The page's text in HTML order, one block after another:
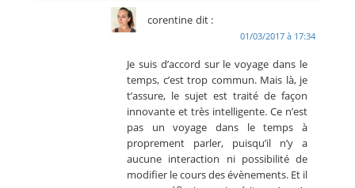
corentine dit :
01/03/2017 à 17:34
Je suis d’accord sur le voyage dans le
temps, c’est trop commun. Mais là, je
t’assure, le sujet est traité de façon
innovante et très intelligente. Ce n’est
pas un voyage dans le temps à
proprement parler, puisqu’il n’y a
aucune interaction ni possibilité de
modifier le cours des évènements. Et il